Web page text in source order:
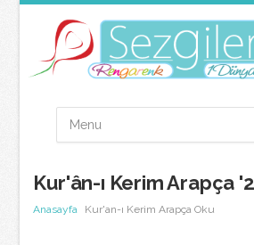
Kur'ân-ı Kerim Arapça
Anasayfa Kur'an-ı Kerim Arapça Oku